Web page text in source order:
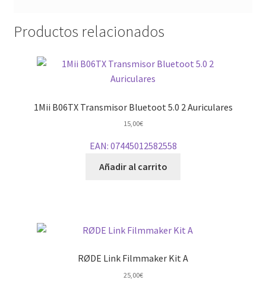
Productos relacionados
1Mii B06TX Transmisor Bluetoot 5.0 2 Auriculares
15,00€
EAN: 07445012582558
Añadir al carrito
RØDE Link Filmmaker Kit A
25,00€